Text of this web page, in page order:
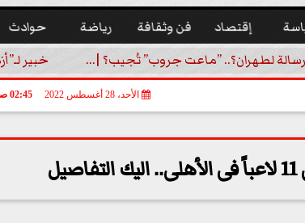
إقتصاد فن وثقافة رياضة حوادث
لطهران؟.. ”ماعت جروب” تُجيب؟ |... خبير
الأحد، 28 أغسطس 2022 02:45 صـ